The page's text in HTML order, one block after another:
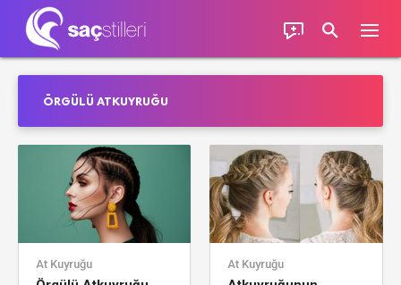
ÖRGÜLÜ ATKUYRUĞU
At Kuyruğu At Kuyruğu